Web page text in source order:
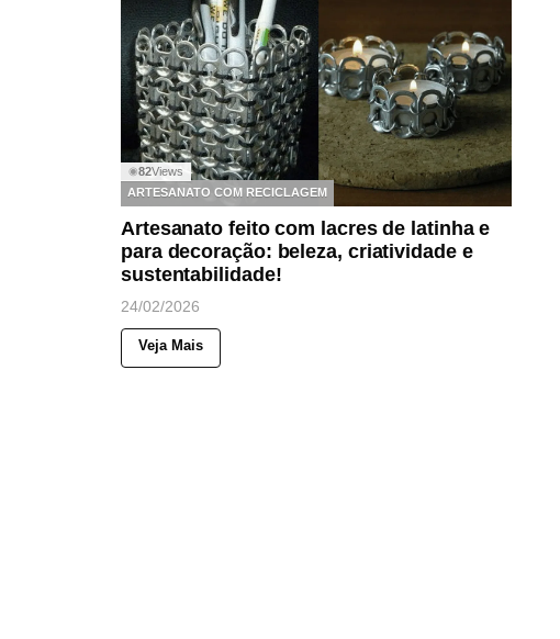
◉82Views
ARTESANATO COM RECICLAGEM
Artesanato feito com lacres de latinha e
para decoração: beleza, criatividade e
sustentabilidade!
24/02/2026
Veja Mais